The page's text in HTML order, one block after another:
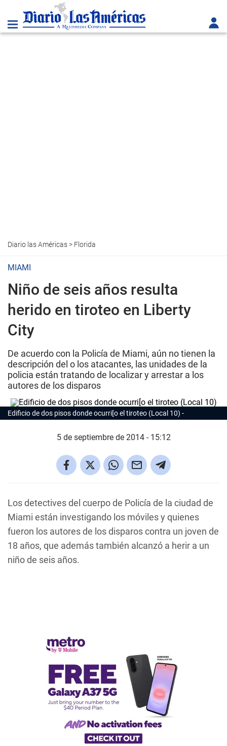
Diario las Américas> Florida
MIAMI
Niño de seis años resulta
herido en tiroteo en Liberty
City
De acuerdo con la Policía de Miami, aún no tienen la
descripción del o los atacantes, las unidades de la
policia están tratando de localizar y arrestar a los
autores de los disparos
Edificio de dos pisos donde ocurri[o el tiroteo (Local 10)
5 de septiembre de 2014 - 15:12
Los detectives del cuerpo de Policía de la ciudad de
Miami están investigando los móviles y quienes
fueron los autores de los disparos contra un joven de
18 años, que además también alcanzó a herir a un
niño de seis años.